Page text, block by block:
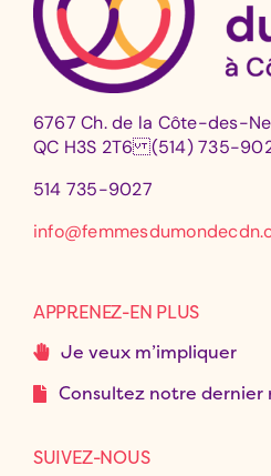
6767 Ch. de la Côte-des-
QC H3S 2T6 (514) 735-
514 735-9027
APPRENEZ-EN PLUS
Je veux m’impliquer
Consultez notre dernier
SUIVEZ-NOUS